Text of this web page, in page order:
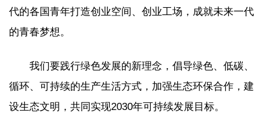
代的各国青年打造创业空间、创业工场，成就未来一代
的青春梦想。
我们要践行绿色发展的新理念，倡导绿色、低碳、
循环、可持续的生产生活方式，加强生态环保合作，建
设生态文明，共同实现2030年可持续发展目标。